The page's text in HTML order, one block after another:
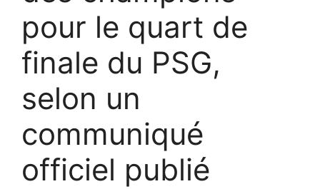
pour le quart de
finale du PSG,
selon un
communiqué
officiel publié